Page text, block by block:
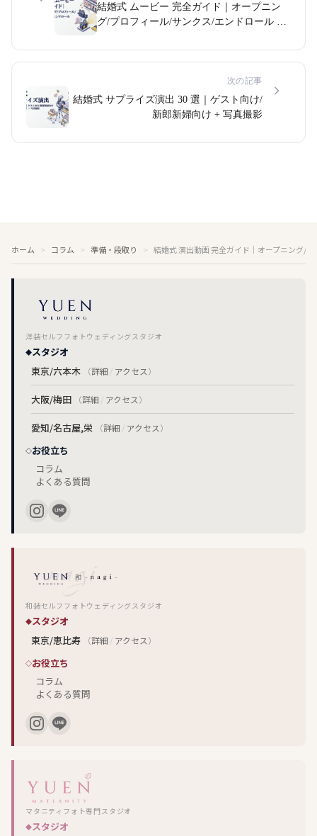
結婚式 ムービー 完全ガイド｜オープニン
グ/プロフィール/サンクス/エンドロール 使
次の記事
結婚式 サプライズ演出 30 選｜ゲスト向け/
新郎新婦向け + 写真撮影
ホーム コラム 準備・段取り 結婚式 演出動画 完全ガイド｜オープニング/
洋装セルフフォトウェディングスタジオ
スタジオ
東京/六本木
（詳細 / アクセス）
大阪/梅田 （詳細 / アクセス）
愛知/名古屋,栄 （詳細 / アクセス）
お役立ち
コラム
よくある質問
和装セルフフォトウェディングスタジオ
スタジオ
東京/恵比寿
（詳細 / アクセス）
お役立ち
コラム
よくある質問
マタニティフォト専門スタジオ
スタジオ